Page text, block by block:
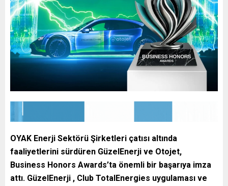
OYAK Enerji Sektörü Şirketleri çatısı altında
faaliyetlerini sürdüren GüzelEnerji ve Otojet,
Business Honors Awards’ta önemli bir başarıya imza
attı. GüzelEnerji , Club TotalEnergies uygulaması ve